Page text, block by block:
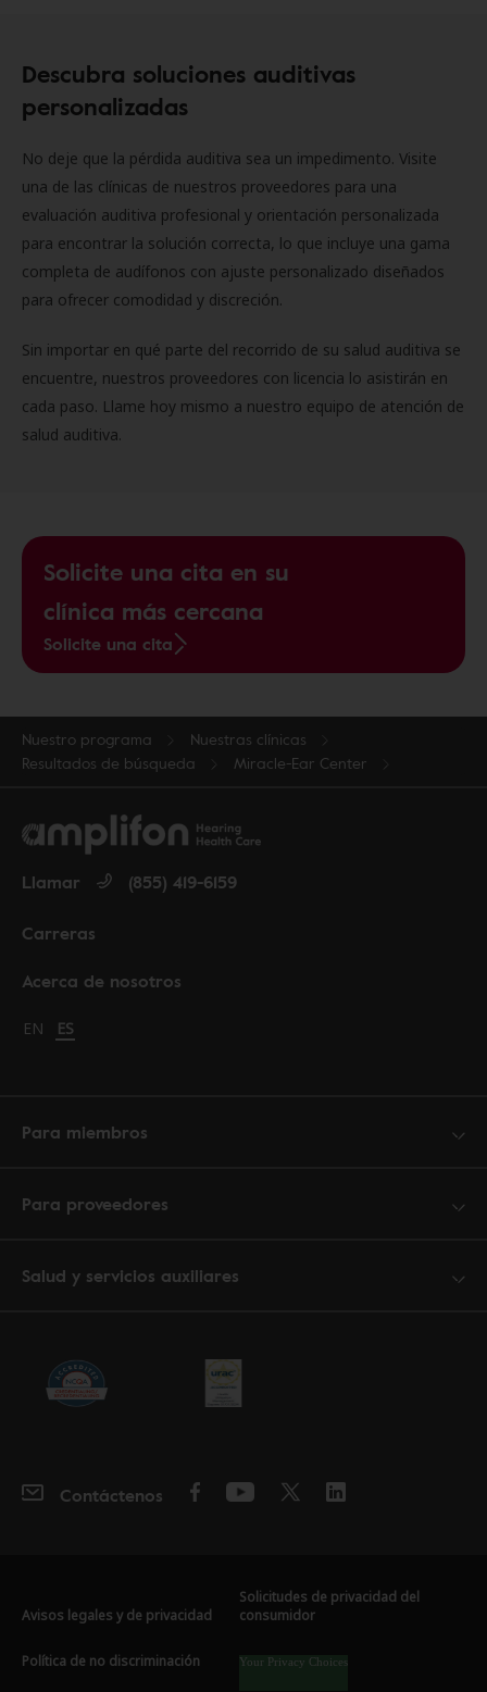
Descubra soluciones auditivas
personalizadas
No deje que la pérdida auditiva sea un impedimento. Visite
una de las clínicas de nuestros proveedores para una
evaluación auditiva profesional y orientación personalizada
para encontrar la solución correcta, lo que incluye una gama
completa de audífonos con ajuste personalizado diseñados
para ofrecer comodidad y discreción.
Sin importar en qué parte del recorrido de su salud auditiva se
encuentre, nuestros proveedores con licencia lo asistirán en
cada paso. Llame hoy mismo a nuestro equipo de atención de
salud auditiva.
Solicite una cita en su
clínica más cercana
Solicite una cita
Nuestro programa
Nuestras clínicas
Resultados de búsqueda
Miracle-Ear Center
Acerca de nosotros
Carreras
Llamar (855) 419-6159
Change language to English
EN Cambiar idioma a español
ES
Para miembros
Para proveedores
Salud y servicios auxiliares
Contáctenos
Avisos legales y de privacidad
Solicitudes de privacidad del
consumidor
Política de no discriminación Your Privacy Choices